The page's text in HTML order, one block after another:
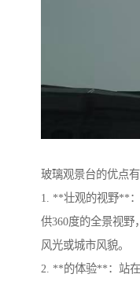
玻璃观景台的优点
1. **壮观的视野**
供360度的全景视野
风光或城市风貌。
2. **的体验**：站